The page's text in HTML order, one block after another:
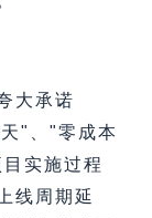
大承诺
"、"零成本
实施过程
线周期延